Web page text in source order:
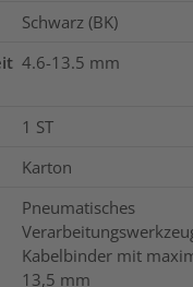
Schwarz (BK)
4.6-13.5 mm
1 ST
Karton
Pneumatisches
Kabelbinder mit
13,5 mm